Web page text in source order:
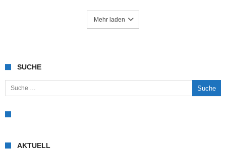
Mehr laden
SUCHE
Suche nach:
AKTUELL